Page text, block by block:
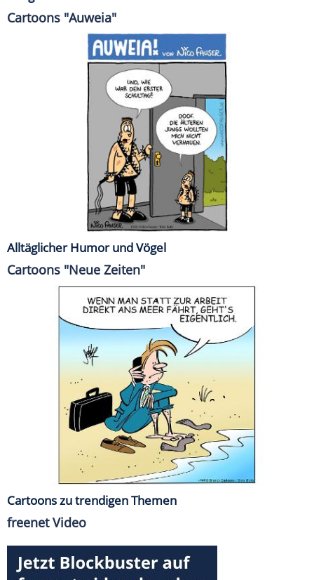
Cartoons "Auweia"
Alltäglicher Humor und Vögel
Cartoons "Neue Zeiten"
Cartoons zu trendigen Themen
freenet Video